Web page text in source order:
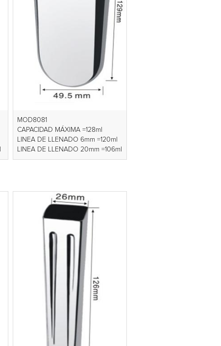
MOD8081
CAPACIDAD MÁXIMA =128ml
LINEA DE LLENADO 6mm =120ml
LINEA DE LLENADO 20mm =106ml